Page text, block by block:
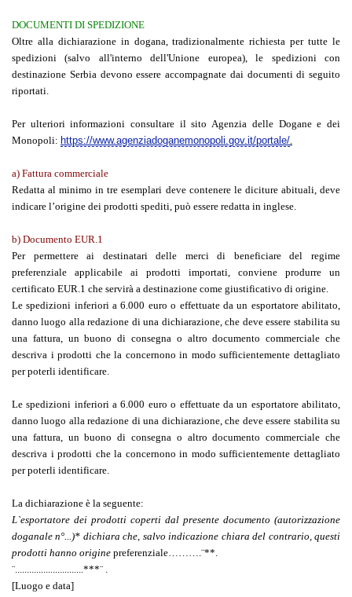
DOCUMENTI DI SPEDIZIONE
Oltre alla dichiarazione in dogana, tradizionalmente richiesta per tutte le
spedizioni (salvo all'interno dell'Unione europea), le spedizioni con
destinazione Serbia devono essere accompagnate dai documenti di seguito
riportati.
Per ulteriori informazioni consultare il sito Agenzia delle Dogane e dei
Monopoli: https://www.agenziadoganemonopoli.gov.it/portale/.
a) Fattura commerciale
Redatta al minimo in tre esemplari deve contenere le diciture abituali, deve
indicare l’origine dei prodotti spediti, può essere redatta in inglese.
b) Documento EUR.1
Per permettere ai destinatari delle merci di beneficiare del regime
preferenziale applicabile ai prodotti importati, conviene produrre un
certificato EUR.1 che servirà a destinazione come giustificativo di origine.
Le spedizioni inferiori a 6.000 euro o effettuate da un esportatore abilitato,
danno luogo alla redazione di una dichiarazione, che deve essere stabilita su
una fattura, un buono di consegna o altro documento commerciale che
descriva i prodotti che la concernono in modo sufficientemente dettagliato
per poterli identificare.
Le spedizioni inferiori a 6.000 euro o effettuate da un esportatore abilitato,
danno luogo alla redazione di una dichiarazione, che deve essere stabilita su
una fattura, un buono di consegna o altro documento commerciale che
descriva i prodotti che la concernono in modo sufficientemente dettagliato
per poterli identificare.
La dichiarazione è la seguente:
L`esportatore dei prodotti coperti dal presente documento (autorizzazione
doganale n°...)* dichiara che, salvo indicazione chiara del contrario, questi
prodotti hanno origine preferenziale……….¨**.
¨.............................***¨ .
[Luogo e data]